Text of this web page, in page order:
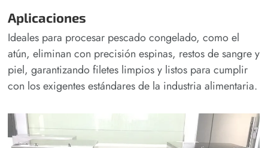
Aplicaciones
Ideales para procesar pescado congelado, como el
atún, eliminan con precisión espinas, restos de sangre y
piel, garantizando filetes limpios y listos para cumplir
con los exigentes estándares de la industria alimentaria.